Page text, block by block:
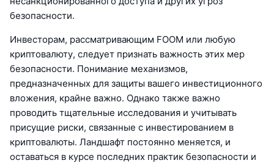
безопасности.
Инвесторам, рассматривающим FOOM или любую
криптовалюту, следует признать важность этих мер
безопасности. Понимание механизмов,
предназначенных для защиты вашего инвестиционного
вложения, крайне важно. Однако также важно
проводить тщательные исследования и учитывать
присущие риски, связанные с инвестированием в
криптовалюты. Ландшафт постоянно меняется, и
оставаться в курсе последних практик безопасности и